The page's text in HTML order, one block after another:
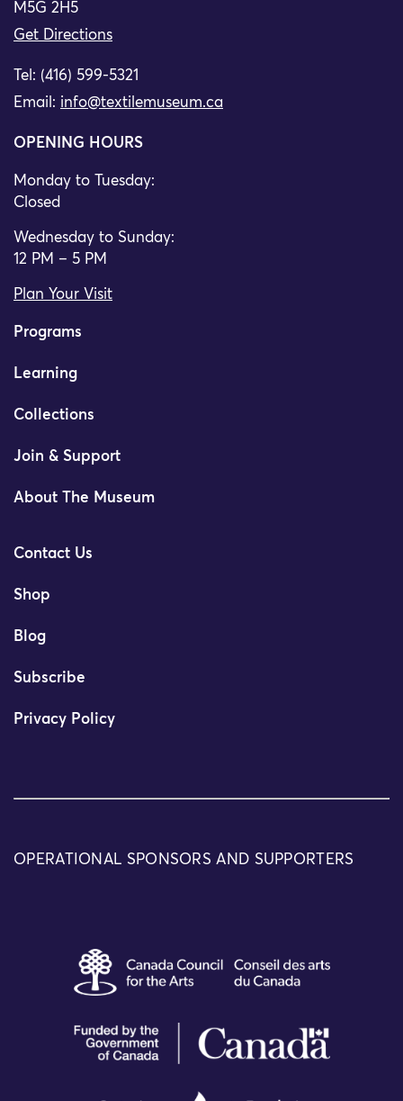
M5G 2H5
Get Directions
Tel: (416) 599-5321
Email: info@textilemuseum.ca
OPENING HOURS
Monday to Tuesday:
Closed
Wednesday to Sunday:
12 PM – 5 PM
Plan Your Visit
Programs
Learning
Collections
Join & Support
About The Museum
Contact Us
Shop
Blog
Subscribe
Privacy Policy
OPERATIONAL SPONSORS AND SUPPORTERS